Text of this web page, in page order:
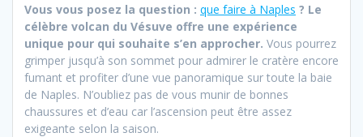
Vous vous posez la question : que faire à Naples ? Le
célèbre volcan du Vésuve offre une expérience
unique pour qui souhaite s’en approcher. Vous pourrez
grimper jusqu’à son sommet pour admirer le cratère encore
fumant et profiter d’une vue panoramique sur toute la baie
de Naples. N’oubliez pas de vous munir de bonnes
chaussures et d’eau car l’ascension peut être assez
exigeante selon la saison.